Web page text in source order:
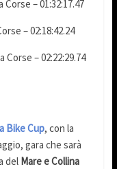
– 01:32:17.47
– 02:18:42.24
– 02:22:29.74
Bike Cup, con la
gara che sarà
del Mare e Collina